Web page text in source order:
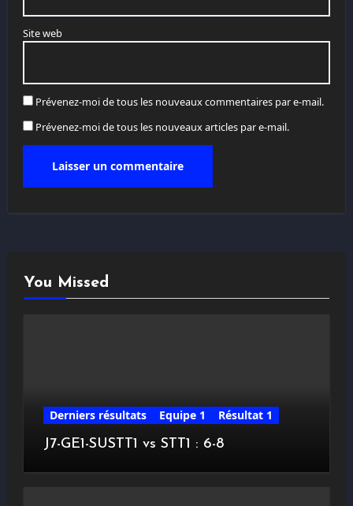
Site web
Prévenez-moi de tous les nouveaux commentaires par e-mail.
Prévenez-moi de tous les nouveaux articles par e-mail.
You Missed
Derniers résultats Equipe 1
Résultat 1
J7-GE1-SUSTT1 vs STT1 : 6-8